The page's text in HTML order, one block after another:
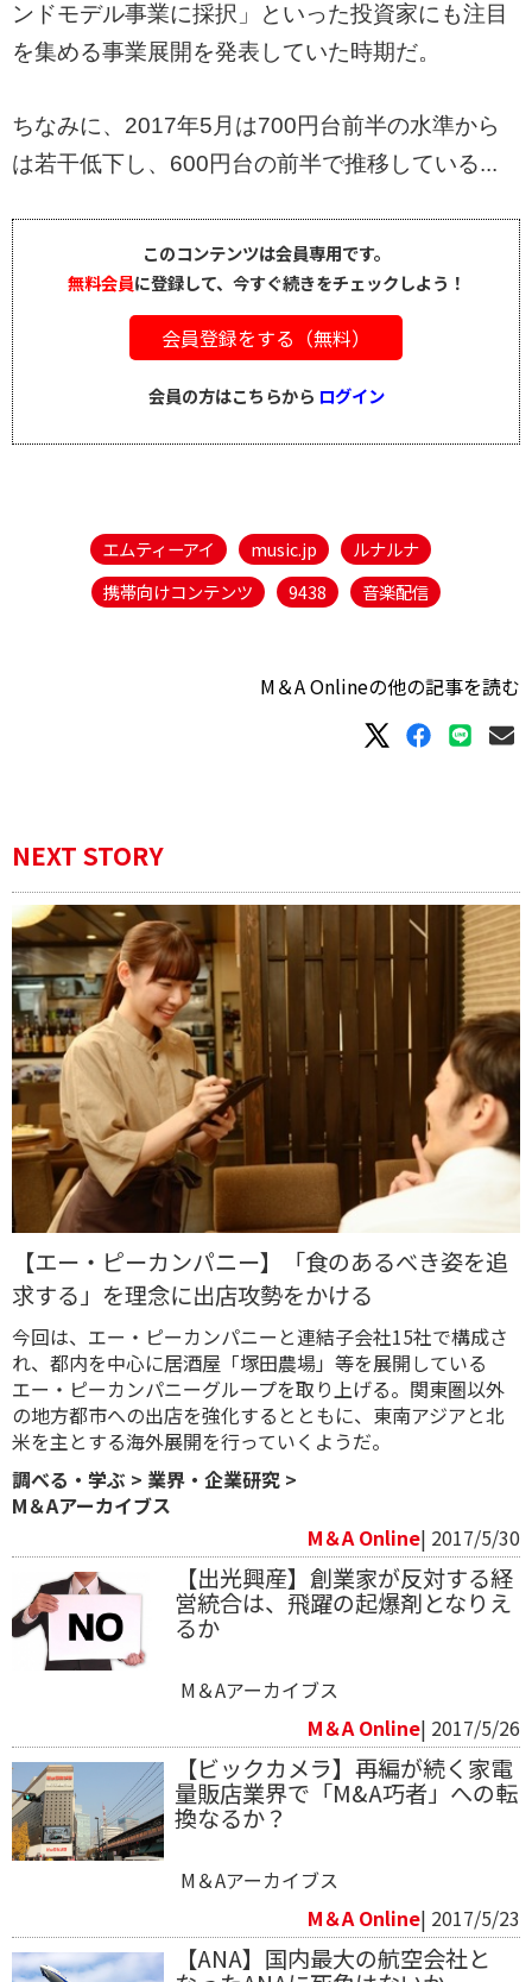
ンドモデル事業に採択」といった投資家にも注目
を集める事業展開を発表していた時期だ。
ちなみに、2017年5月は700円台前半の水準から
は若干低下し、600円台の前半で推移している...
このコンテンツは会員専用です。
無料会員に登録して、今すぐ続きをチェックしよう！
会員登録をする（無料）
会員の方はこちらから ログイン
エムティーアイ music.jp
ルナルナ
携帯向けコンテンツ
9438 音楽配信
M＆A Onlineの他の記事を読む
NEXT STORY
【エー・ピーカンパニー】「食のあるべき姿を追
求する」を理念に出店攻勢をかける
今回は、エー・ピーカンパニーと連結子会社15社で構成さ
れ、都内を中心に居酒屋「塚田農場」等を展開している
エー・ピーカンパニーグループを取り上げる。関東圏以外
の地方都市への出店を強化するとともに、東南アジアと北
米を主とする海外展開を行っていくようだ。
調べる・学ぶ > 業界・企業研究 >
M＆Aアーカイブス
M＆A Online| 2017/5/30
【出光興産】創業家が反対する経
営統合は、飛躍の起爆剤となりえ
るか
M＆Aアーカイブス
M＆A Online| 2017/5/26
【ビックカメラ】再編が続く家電
量販店業界で「M&A巧者」への転
換なるか？
M＆Aアーカイブス
M＆A Online| 2017/5/23
【ANA】国内最大の航空会社と